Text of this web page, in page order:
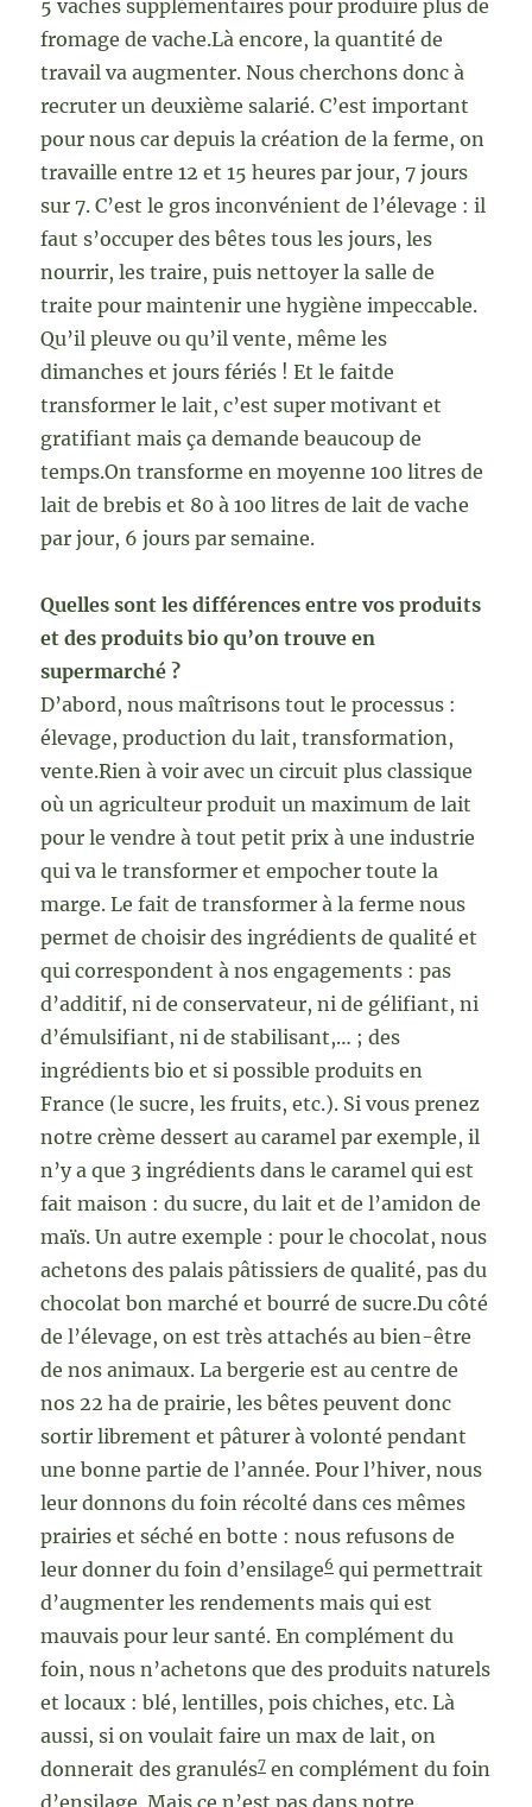
5 vaches supplémentaires pour produire plus de
fromage de vache.Là encore, la quantité de
travail va augmenter. Nous cherchons donc à
recruter un deuxième salarié. C’est important
pour nous car depuis la création de la ferme, on
travaille entre 12 et 15 heures par jour, 7 jours
sur 7. C’est le gros inconvénient de l’élevage : il
faut s’occuper des bêtes tous les jours, les
nourrir, les traire, puis nettoyer la salle de
traite pour maintenir une hygiène impeccable.
Qu’il pleuve ou qu’il vente, même les
dimanches et jours fériés ! Et le faitde
transformer le lait, c’est super motivant et
gratifiant mais ça demande beaucoup de
temps.On transforme en moyenne 100 litres de
lait de brebis et 80 à 100 litres de lait de vache
par jour, 6 jours par semaine.
Quelles sont les différences entre vos produits
et des produits bio qu’on trouve en
supermarché ?
D’abord, nous maîtrisons tout le processus :
élevage, production du lait, transformation,
vente.Rien à voir avec un circuit plus classique
où un agriculteur produit un maximum de lait
pour le vendre à tout petit prix à une industrie
qui va le transformer et empocher toute la
marge. Le fait de transformer à la ferme nous
permet de choisir des ingrédients de qualité et
qui correspondent à nos engagements : pas
d’additif, ni de conservateur, ni de gélifiant, ni
d’émulsifiant, ni de stabilisant,… ; des
ingrédients bio et si possible produits en
France (le sucre, les fruits, etc.). Si vous prenez
notre crème dessert au caramel par exemple, il
n’y a que 3 ingrédients dans le caramel qui est
fait maison : du sucre, du lait et de l’amidon de
maïs. Un autre exemple : pour le chocolat, nous
achetons des palais pâtissiers de qualité, pas du
chocolat bon marché et bourré de sucre.Du côté
de l’élevage, on est très attachés au bien-être
de nos animaux. La bergerie est au centre de
nos 22 ha de prairie, les bêtes peuvent donc
sortir librement et pâturer à volonté pendant
une bonne partie de l’année. Pour l’hiver, nous
leur donnons du foin récolté dans ces mêmes
prairies et séché en botte : nous refusons de
leur donner du foin d’ensilage6 qui permettrait
d’augmenter les rendements mais qui est
mauvais pour leur santé. En complément du
foin, nous n’achetons que des produits naturels
et locaux : blé, lentilles, pois chiches, etc. Là
aussi, si on voulait faire un max de lait, on
donnerait des granulés7 en complément du foin